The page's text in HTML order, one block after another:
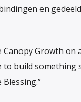
en
Growth on
to build something